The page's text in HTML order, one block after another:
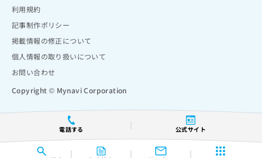
電話する 公式サイト
利用規約
記事制作ポリシー
掲載情報の修正について
個人情報の取り扱いについて
お問い合わせ
Copyright © Mynavi Corporation